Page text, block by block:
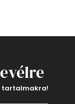
tartalmakra!